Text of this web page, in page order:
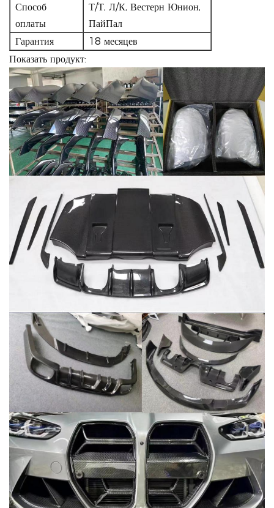
Способ
оплаты
Т/Т, Л/К, Вестерн Юнион,
ПайПал
Гарантия
18 месяцев
Показать продукт: